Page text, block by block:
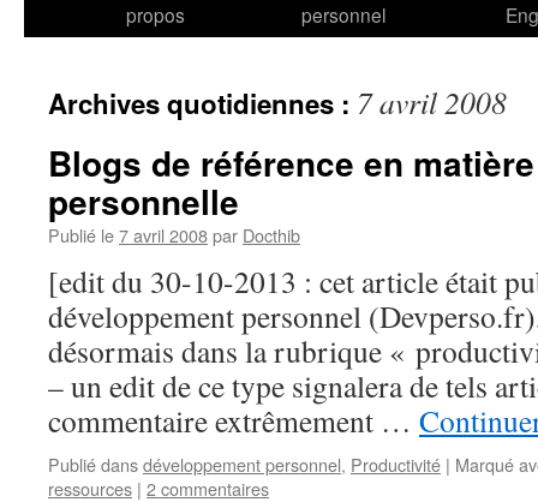
propos
personnel
Archives quotidiennes : 7 avril 2008
Blogs de référence en
personnelle
Publié le7 avril 2008par Docthib
[edit du 30-10-2013 : cet article était
développement personnel
désormais dans la rubrique «
– un edit de ce type signalera de tels
commentaire extrêmement …
Publié dansdéveloppement personnel, Productivité | Marqué
ressources | 2 commentaires